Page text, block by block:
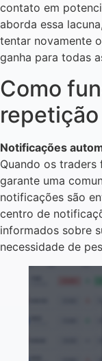
contato em
aborda essa
tentar novamente
ganha para todas
Como
Notificações
Quando os traders
garante uma
notificações são
centro de
informados sobre
necessidade de